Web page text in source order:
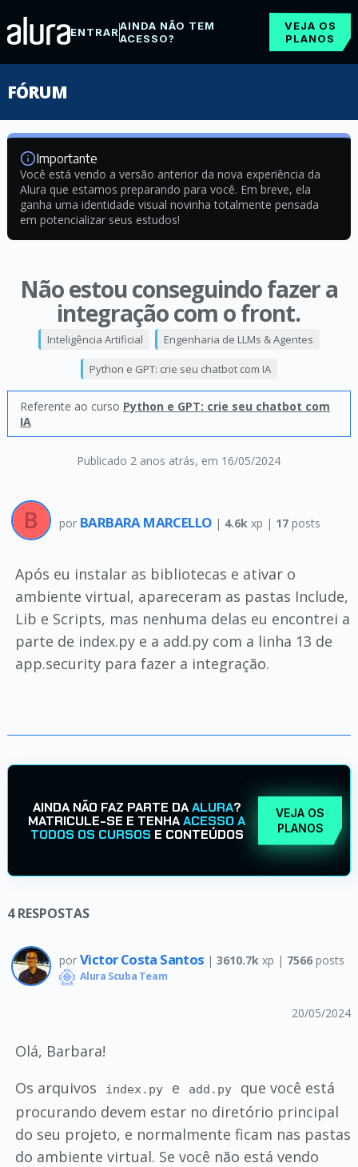
ENTRARAINDA NÃO TEM
ACESSO?
VEJA OS
PLANOS
FÓRUM
Importante
Você está vendo a versão anterior da nova experiência da
Alura que estamos preparando para você. Em breve, ela
ganha uma identidade visual novinha totalmente pensada
em potencializar seus estudos!
Não estou conseguindo fazer a
integração com o front.
Publicado 2 anos atrás, em 16/05/2024
Inteligência Artificial Engenharia de LLMs & Agentes
Python e GPT: crie seu chatbot com IA
Referente ao curso Python e GPT: crie seu chatbot com
IA
por BARBARA MARCELLO | 4.6k xp | 17posts
Após eu instalar as bibliotecas e ativar o
ambiente virtual, apareceram as pastas Include,
Lib e Scripts, mas nenhuma delas eu encontrei a
parte de index.py e a add.py com a linha 13 de
app.security para fazer a integração.
AINDA NÃO FAZ PARTE DAALURA?
MATRICULE-SE E TENHAACESSO A
TODOS OS CURSOS E CONTEÚDOS
VEJA OS
PLANOS
4RESPOSTAS
por Victor Costa Santos | 3610.7k xp | 7566posts
Alura Scuba Team
20/05/2024
Olá, Barbara!
Os arquivos
index.py e add.py
que você está
procurando devem estar no diretório principal
do seu projeto, e normalmente ficam nas pastas
do ambiente virtual. Se você não está vendo